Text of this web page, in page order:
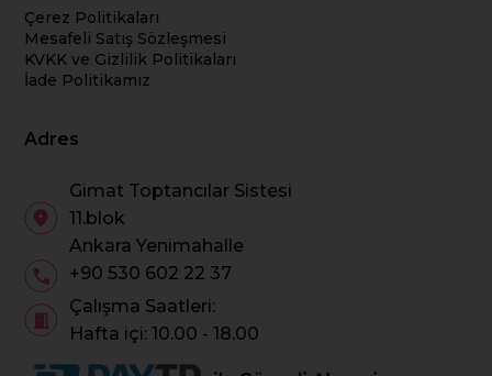
Çerez Politikaları
Mesafeli Satış Sözleşmesi
KVKK ve Gizlilik Politikaları
İade Politikamız
Adres
Gimat Toptancılar Sistesi
11.blok
Ankara Yenimahalle
+90 530 602 22 37
Çalışma Saatleri:
Hafta içi: 10.00 - 18.00